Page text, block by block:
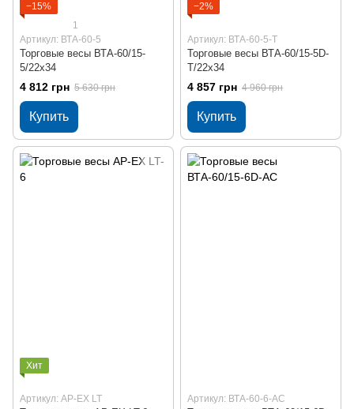
−15%
1
Артикул: ВТА-60-5
Торговые весы ВТА-60/15-
5/22х34
4 812 грн 5 630 грн
Купить
−2%
Артикул: ВТА-60-5-Т
Торговые весы ВТА-60/15-5D-
Т/22х34
4 857 грн 4 960 грн
Купить
Хит
Артикул: AP-EX LT Артикул: ВТА-60-6-АС